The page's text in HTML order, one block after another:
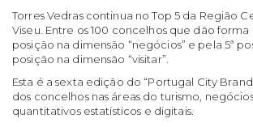
Torres Vedras continua no Top 5 da Região
Viseu. Entre os 100 concelhos que dão
posição na dimensão “negócios” e pela 5ª
posição na dimensão “visitar”.
Esta é a sexta edição do “Portugal City
dos concelhos nas áreas do turismo,
quantitativos estatísticos e digitais.